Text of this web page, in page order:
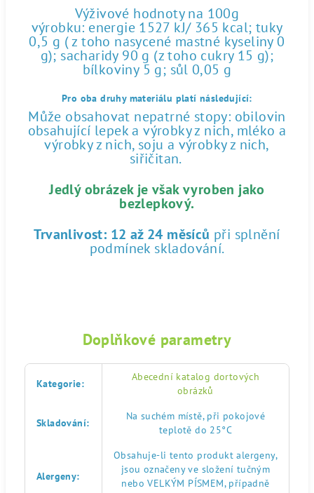
Výživové hodnoty na 100g
výrobku: energie 1527 kJ/ 365 kcal; tuky
0,5 g ( z toho nasycené mastné kyseliny 0
g); sacharidy 90 g (z toho cukry 15 g);
bílkoviny 5 g; sůl 0,05 g
Pro oba druhy materiálu platí následující:
Může obsahovat nepatrné stopy: obilovin
obsahující lepek a výrobky z nich, mléko a
výrobky z nich, soju a výrobky z nich,
siřičitan.
Jedlý obrázek je však vyroben jako
bezlepkový.
Trvanlivost: 12 až 24 měsíců při splnění
podmínek skladování.
Doplňkové parametry
Kategorie:
Abecední katalog dortových
obrázků
Skladování:
Na suchém místě, při pokojové
teplotě do 25°C
Alergeny:
Obsahuje-li tento produkt alergeny,
jsou označeny ve složení tučným
nebo VELKÝM PÍSMEM, případně